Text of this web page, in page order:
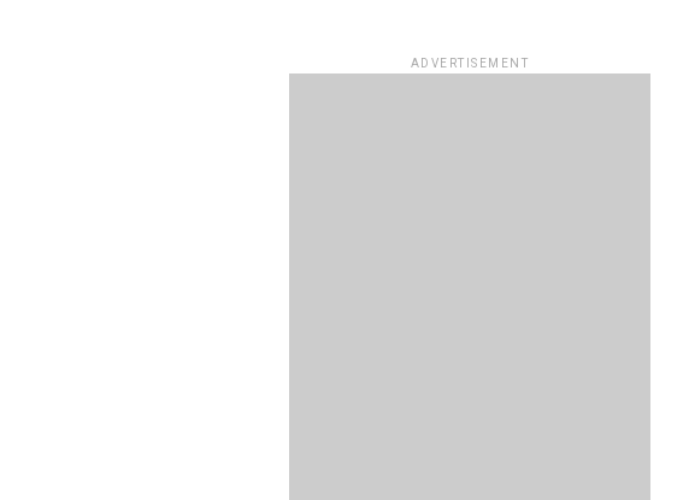
ADVERTISEMENT